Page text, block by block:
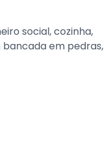
social, cozinha,
em pedras,